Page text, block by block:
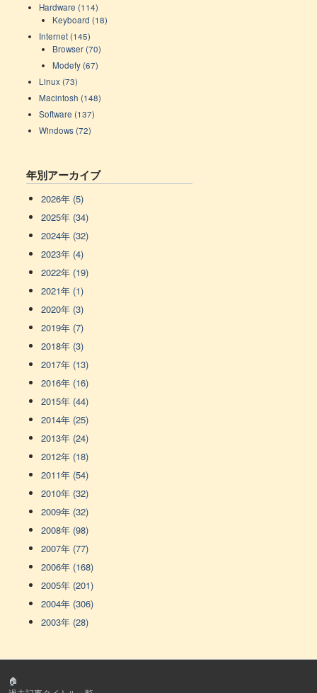
Hardware (114)
Keyboard (18)
Internet (145)
Browser (70)
Modefy (67)
Linux (73)
Macintosh (148)
Software (137)
Windows (72)
年別アーカイブ
2026年 (5)
2025年 (34)
2024年 (32)
2023年 (4)
2022年 (19)
2021年 (1)
2020年 (3)
2019年 (7)
2018年 (3)
2017年 (13)
2016年 (16)
2015年 (44)
2014年 (25)
2013年 (24)
2012年 (18)
2011年 (54)
2010年 (32)
2009年 (32)
2008年 (98)
2007年 (77)
2006年 (168)
2005年 (201)
2004年 (306)
2003年 (28)
🏠